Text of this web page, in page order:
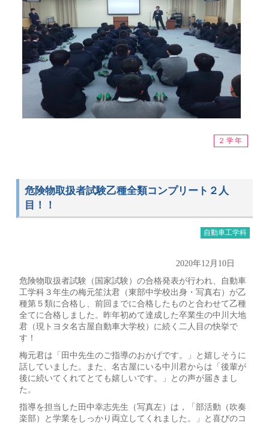
２学年
危険物取扱者試験乙種全類コンプリート２人
目！！
自動車工学科
2020年12月10日
危険物取扱者試験（国家試験）の合格発表が行われ、自動車
工学科３年生の梅元笙汰君（東部中学校出身・写真右）が乙
種第５類に合格し、前回までに合格したものと合わせて乙種
全てに合格しました。昨年初めて達成した卒業生の中川大地
君（現トヨタ名古屋自動車大学校）に続く二人目の快挙で
す！
梅元君は「田中先生のご指導のおかげです。」と嬉しそうに
話していました。また、名古屋にいる中川君からは「後輩が
後に続いてくれてとても嬉しいです。」との声が届きまし
た。
指導を担当した田中幸志先生（写真左）は，「部活動（吹奏
楽部）と学業をしっかり両立してくれました。」と喜びのコ